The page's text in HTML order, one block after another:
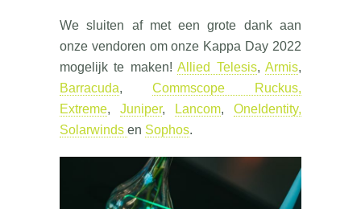
We sluiten af met een grote dank aan
onze vendoren om onze Kappa Day 2022
mogelijk te maken!Allied Telesis,Armis,
Barracuda, Commscope Ruckus,
Extreme, Juniper, Lancom, OneIdentity,
Solarwinds en Sophos.